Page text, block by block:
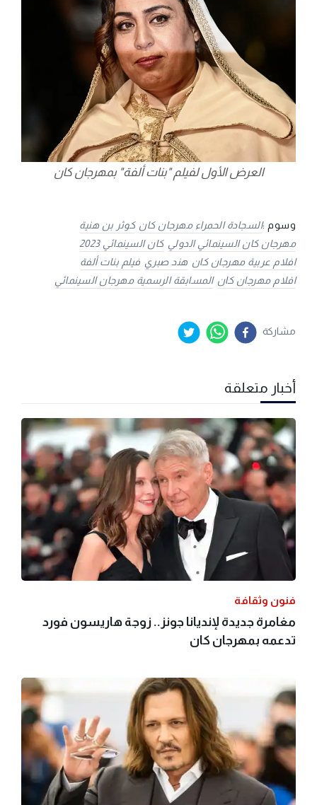
العرض الأول لفيلم "بنات ألفة" بمهرجان كان
وسوم :السجادة الحمراء مهرجان كان كوثر بن هنية
مهرجان كان السينمائي الدولي كان السينمائي 2023
افلام عربية مهرجان كان هند صبري فيلم بنات ألفة
افلام مهرجان كان المسابقة الرسمية مهرجان السينمائي
مشاركة
أخبار متعلقة
فنون وثقافة
مغامرة جديدة لإنديانا جونز.. زوجة هاريسون فورد
تدعمه بمهرجان كان